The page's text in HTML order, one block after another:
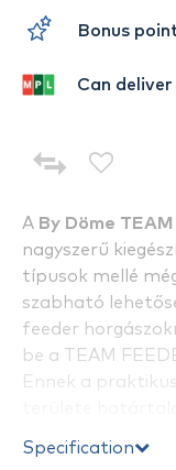
A By Döme TEAM
nagyszerű
típusok mellé
szabható
feeder
be a TEAM
Ennek a
tárolható benne.
Specification
Bonus
Can